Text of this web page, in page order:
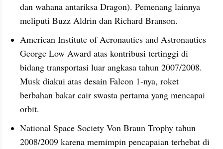
dan wahana antariksa Dragon). Pemenang lainnya
meliputi Buzz Aldrin dan Richard Branson.
American Institute of Aeronautics and Astronautics
George Low Award atas kontribusi tertinggi di
bidang transportasi luar angkasa tahun 2007/2008.
Musk diakui atas desain Falcon 1-nya, roket
berbahan bakar cair swasta pertama yang mencapai
orbit.
National Space Society Von Braun Trophy tahun
2008/2009 karena memimpin pencapaian terhebat di